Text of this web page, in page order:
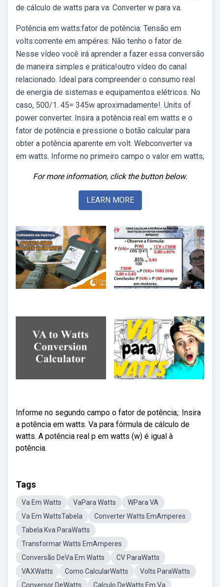
de cálculo de watts para va. Converter w para va.
Potência em watts:fator de potência: Tensão em
volts:corrente em ampéres: Não tenho o fator de.
Nesse vídeo você irá aprender a fazer essa conversão
de maneira simples e prática!outro vídeo do canal
relacionado. Ideal para compreender o consumo real
de energia de sistemas e equipamentos elétricos. No
caso, 500/1. 45= 345w aproximadamente!. Units of
power converter. Insira a potência real em watts e o
fator de potência e pressione o botão calcular para
obter a potência aparente em volt. Webconverter va
em watts. Informe no primeiro campo o valor em watts;
For more information, click the button below.
LEARN MORE
Informe no segundo campo o fator de potência;. Insira
a potência em watts. Va para fórmula de cálculo de
watts. A potência real p em watts (w) é igual à
potência.
Tags
Va Em Watts VaPara Watts
WPara VA
Va Em WattsTabela
Converter Watts EmAmperes
Tabela Kva ParaWatts
Transformar Watts EmAmperes
Conversão DeVa Em Watts
CV ParaWatts
VAXWatts
Como CalcularWatts
Volts ParaWatts
Conversor DeWatts
Calculo DeWatts Em Va